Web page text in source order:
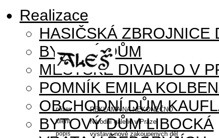
Realizace
HASIČSKÁ ZBROJNICE
BYTOVÝ DŮM
MĚSTSKÉ DIVADLO V
POMNÍK EMILA
OBCHODNÍ DŮM
BYTOVÝ DŮM LIBOCKÁ
název REKLAMA NA NEKONEČNO
klient Národní galerie v Praze
popis výstava nově zakoupených děl